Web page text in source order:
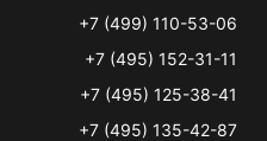
+7 (499) 110-53-06
+7 (495) 152-31-11
+7 (495) 125-38-41
+7 (495) 135-42-87